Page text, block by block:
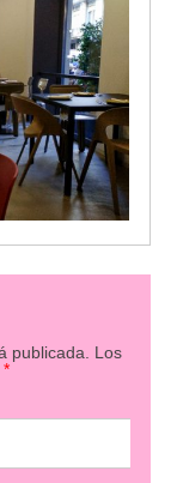
publicada.
Los
*